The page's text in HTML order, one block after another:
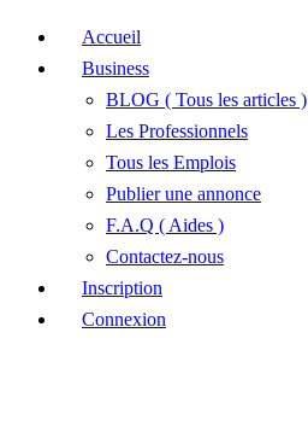
Accueil
Business
BLOG ( Tous les articles )
Les Professionnels
Tous les Emplois
Publier une annonce
F.A.Q ( Aides )
Contactez-nous
Inscription
Connexion